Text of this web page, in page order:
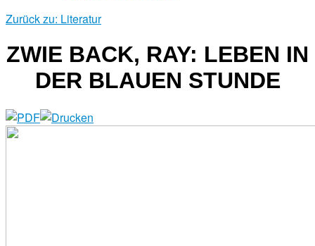
Zurück zu: Literatur
ZWIE BACK, RAY: LEBEN IN
DER BLAUEN STUNDE